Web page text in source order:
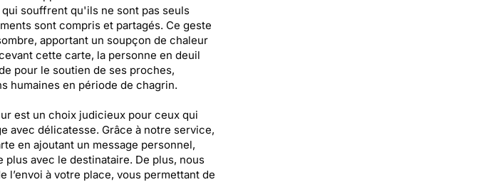
souffrent qu'ils ne sont pas seuls
sont compris et partagés. Ce geste
apportant un soupçon de chaleur
cette carte, la personne en deuil
pour le soutien de ses proches,
humaines en période de chagrin.
est un choix judicieux pour ceux qui
avec délicatesse. Grâce à notre service,
en ajoutant un message personnel,
avec le destinataire. De plus, nous
l’envoi à votre place, vous permettant de